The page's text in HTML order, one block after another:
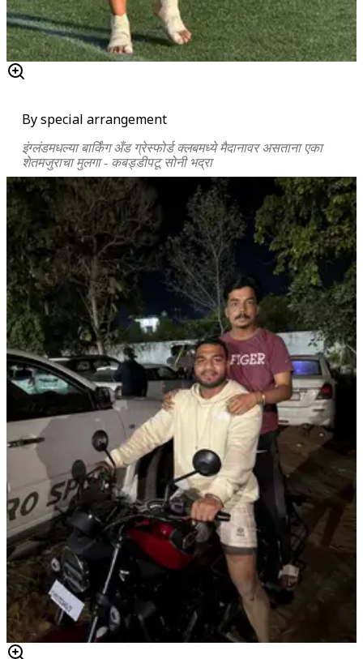
By special arrangement
इंग्लंडमधल्या बार्किंग अँड ग्रेस्फोर्ड क्लबमध्ये मैदानावर असताना एका
शेतमजुराचा मुलगा - कबड्डीपटू सोनी भद्रा